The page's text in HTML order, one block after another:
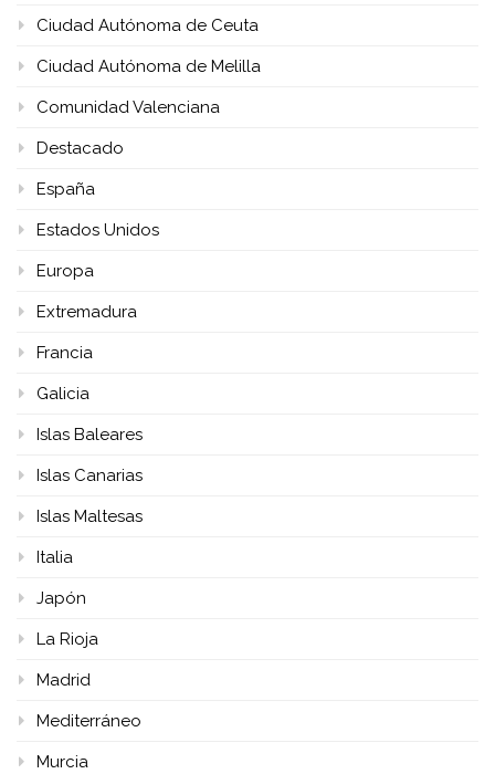
Ciudad Autónoma de Ceuta
Ciudad Autónoma de Melilla
Comunidad Valenciana
Destacado
España
Estados Unidos
Europa
Extremadura
Francia
Galicia
Islas Baleares
Islas Canarias
Islas Maltesas
Italia
Japón
La Rioja
Madrid
Mediterráneo
Murcia